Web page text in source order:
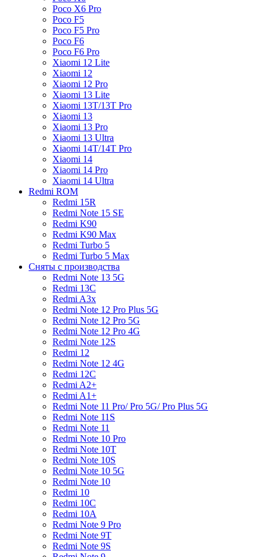
Poco X6 Pro
Poco F5
Poco F5 Pro
Poco F6
Poco F6 Pro
Xiaomi 12 Lite
Xiaomi 12
Xiaomi 12 Pro
Xiaomi 13 Lite
Xiaomi 13T/13T Pro
Xiaomi 13
Xiaomi 13 Pro
Xiaomi 13 Ultra
Xiaomi 14T/14T Pro
Xiaomi 14
Xiaomi 14 Pro
Xiaomi 14 Ultra
Redmi ROM
Redmi 15R
Redmi Note 15 SE
Redmi K90
Redmi K90 Max
Redmi Turbo 5
Redmi Turbo 5 Max
Сняты с производства
Redmi Note 13 5G
Redmi 13C
Redmi A3x
Redmi Note 12 Pro Plus 5G
Redmi Note 12 Pro 5G
Redmi Note 12 Pro 4G
Redmi Note 12S
Redmi 12
Redmi Note 12 4G
Redmi 12C
Redmi A2+
Redmi A1+
Redmi Note 11 Pro/ Pro 5G/ Pro Plus 5G
Redmi Note 11S
Redmi Note 11
Redmi Note 10 Pro
Redmi Note 10T
Redmi Note 10S
Redmi Note 10 5G
Redmi Note 10
Redmi 10
Redmi 10C
Redmi 10A
Redmi Note 9 Pro
Redmi Note 9T
Redmi Note 9S